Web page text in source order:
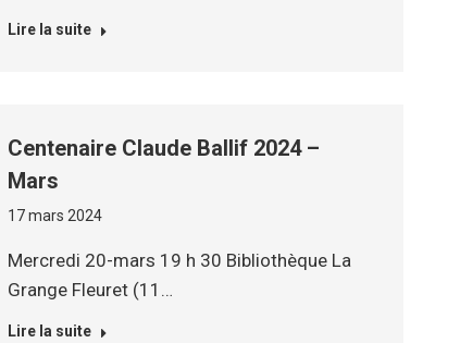
Lire la suite
Centenaire Claude Ballif 2024 –
Mars
17 mars 2024
Mercredi 20-mars 19 h 30 Bibliothèque La
Grange Fleuret (11…
Lire la suite